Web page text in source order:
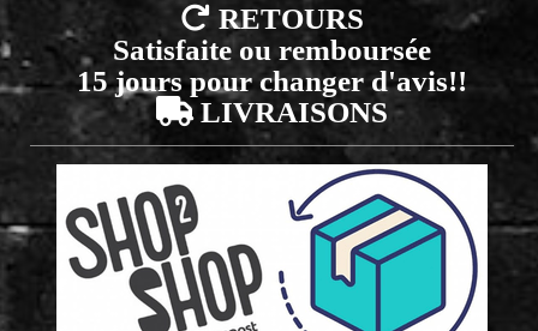
 RETOURS
Satisfaite ou remboursée
15 jours pour changer d'avis!!
 LIVRAISONS